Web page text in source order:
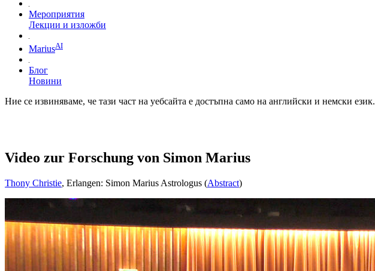
Мероприятия
Лекции и изложби
MariusAI
Блог
Новини
Ние се извиняваме, че тази част на уебсайта е достъпна само на английски и немски език.
Video zur Forschung von Simon Marius
Thony Christie, Erlangen: Simon Marius Astrologus (Abstract)